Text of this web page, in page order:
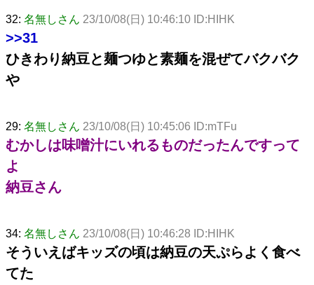
32: 名無しさん 23/10/08(日) 10:46:10 ID:HIHK
>>31
ひきわり納豆と麺つゆと素麺を混ぜてバクバク
や
29: 名無しさん 23/10/08(日) 10:45:06 ID:mTFu
むかしは味噌汁にいれるものだったんですって
よ
納豆さん
34: 名無しさん 23/10/08(日) 10:46:28 ID:HIHK
そういえばキッズの頃は納豆の天ぷらよく食べ
てた